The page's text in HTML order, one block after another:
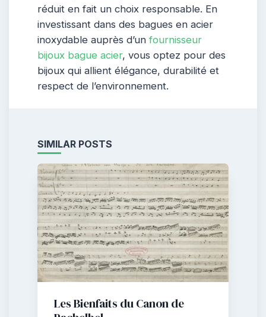
réduit en fait un choix responsable. En
investissant dans des bagues en acier
inoxydable auprès d’unfournisseur
bijoux bague acier, vous optez pour des
bijoux qui allient élégance, durabilité et
respect de l’environnement.
SIMILAR POSTS
Les Bienfaits du Canon de